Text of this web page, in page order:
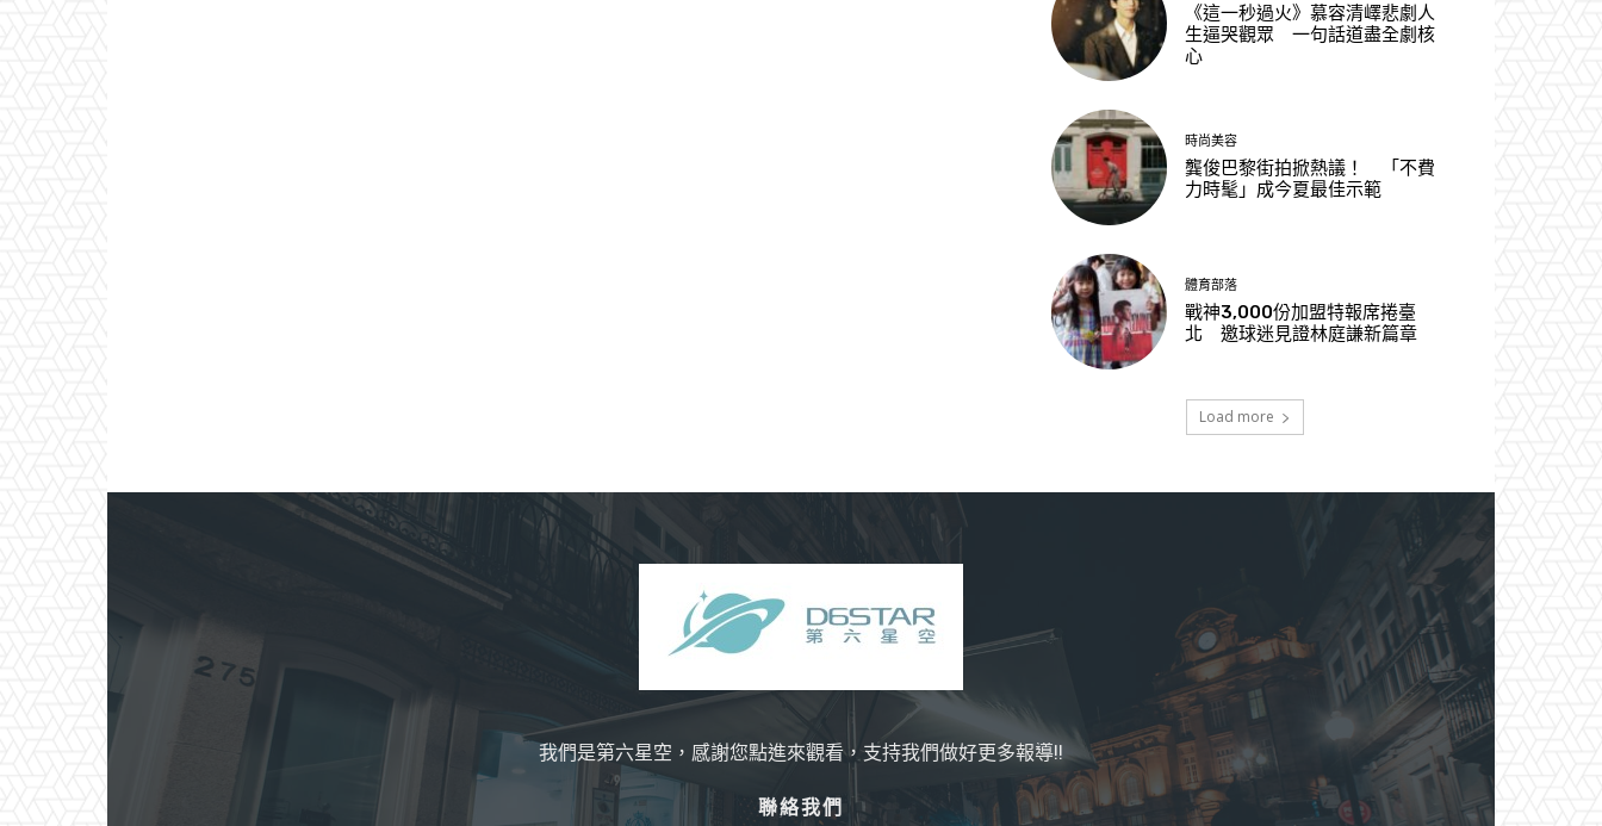
《這一秒過火》慕容清嶧悲劇人
生逼哭觀眾 一句話道盡全劇核
心
時尚美容
龔俊巴黎街拍掀熱議！ 「不費
力時髦」成今夏最佳示範
體育部落
戰神3,000份加盟特報席捲臺
北 邀球迷見證林庭謙新篇章
Load more
我們是第六星空，感謝您點進來觀看，支持我們做好更多報導!!
聯絡我們